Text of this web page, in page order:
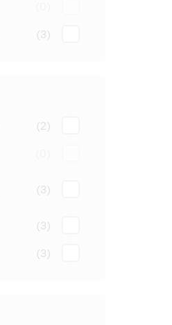
(3)
(2)
(3)
(3)
(3)